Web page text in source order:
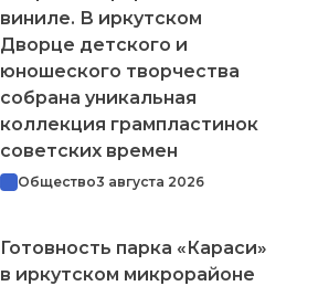
виниле. В иркутском
Дворце детского и
юношеского творчества
собрана уникальная
коллекция грампластинок
советских времен
Общество3 августа 2026
Готовность парка «Караси»
в иркутском микрорайоне